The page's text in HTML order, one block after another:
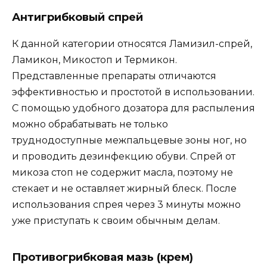
Антигрибковый спрей
К данной категории относятся Ламизил-спрей,
Ламикон, Микостоп и Термикон.
Представленные препараты отличаются
эффективностью и простотой в использовании.
С помощью удобного дозатора для распыления
можно обрабатывать не только
труднодоступные межпальцевые зоны ног, но
и проводить дезинфекцию обуви. Спрей от
микоза стоп не содержит масла, поэтому не
стекает и не оставляет жирный блеск. После
использования спрея через 3 минуты можно
уже приступать к своим обычным делам.
Противогрибковая мазь (крем)